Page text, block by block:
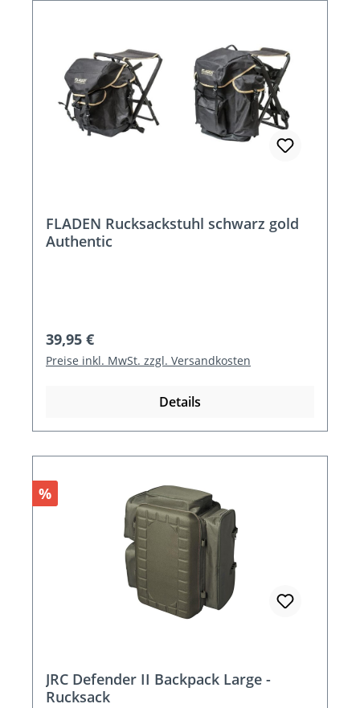
FLADEN Rucksackstuhl schwarz gold
Authentic
Regulärer Preis:
39,95 €
Preise inkl. MwSt. zzgl. Versandkosten
Details
Rabatt
%
JRC Defender II Backpack Large -
Rucksack